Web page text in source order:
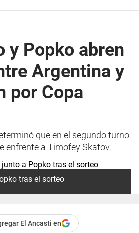
y Popko abren
Argentina y
por Copa
que en el segundo turno
enfrente a Timofey Skatov.
tras el sorteo
El Ancasti en